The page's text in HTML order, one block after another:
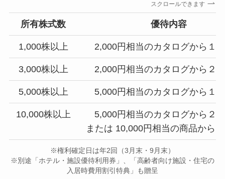
スクロールできます
所有株式数 優待内容
1,000株以上 2,000円相当のカタログから１
3,000株以上 2,000円相当のカタログから２
5,000株以上 5,000円相当のカタログから１
10,000株以上
5,000円相当のカタログから２
または 10,000円相当の商品から
※権利確定日は年2回（3月末・9月末）
※別途「ホテル・施設優待利用券」、「高齢者向け施設・住宅の
入居時費用割引特典」も贈呈